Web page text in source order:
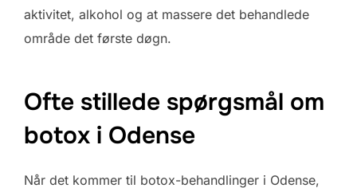
aktivitet, alkohol og at massere det behandlede
område det første døgn.
Ofte stillede spørgsmål om
botox i Odense
Når det kommer til botox-behandlinger i Odense,